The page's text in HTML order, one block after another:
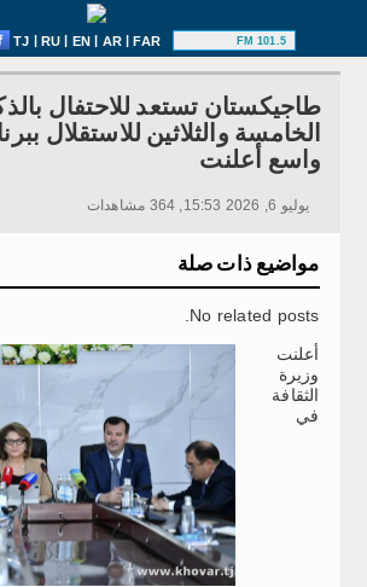
TJ | RU | EN | AR|FAR 101.5 FM
طاجيكستان تستعد للاحتفال
الخامسة والثلاثين للاستقلال
واسع أعلنت
يوليو 6, 2026 15:53, 364 مشاهدات
مواضيع ذات صلة
No related posts.
أعلنت
وزيرة
الثقافة
في